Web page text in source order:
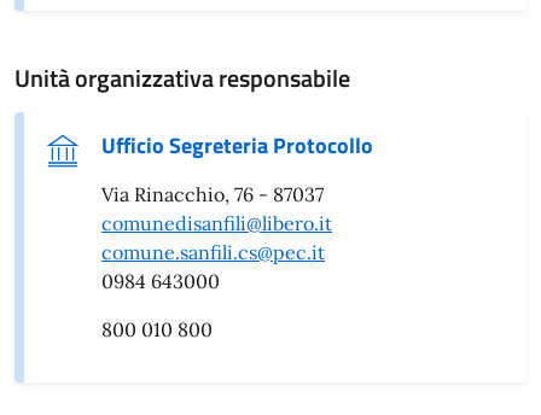
Unità organizzativa responsabile
Ufficio Segreteria Protocollo
Via Rinacchio, 76 - 87037
comunedisanfili@libero.it
comune.sanfili.cs@pec.it
0984 643000
800 010 800